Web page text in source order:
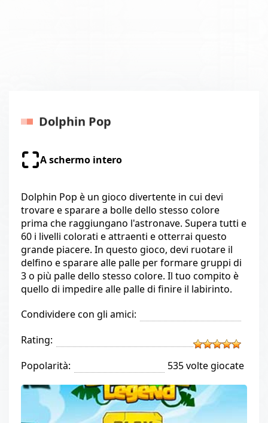
Dolphin Pop
A schermo intero
Dolphin Pop è un gioco divertente in cui devi
trovare e sparare a bolle dello stesso colore
prima che raggiungano l'astronave. Supera tutti e
60 i livelli colorati e attraenti e otterrai questo
grande piacere. In questo gioco, devi ruotare il
delfino e sparare alle palle per formare gruppi di
3 o più palle dello stesso colore. Il tuo compito è
quello di impedire alle palle di finire il labirinto.
Condividere con gli amici:
Rating:
Popolarità:
535 volte giocate